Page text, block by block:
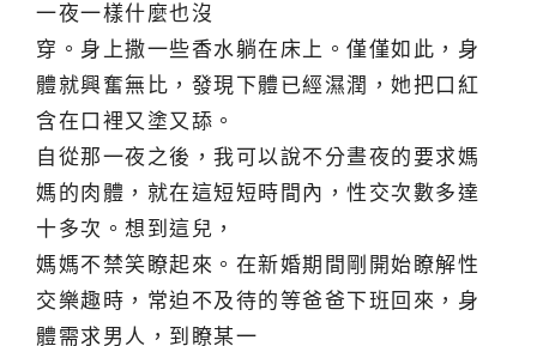
一夜一樣什麼也沒
穿。身上撒一些香水躺在床上。僅僅如此，身
體就興奮無比，發現下體已經濕潤，她把口紅
含在口裡又塗又舔。
自從那一夜之後，我可以說不分晝夜的要求媽
媽的肉體，就在這短短時間內，性交次數多達
十多次。想到這兒，
媽媽不禁笑瞭起來。在新婚期間剛開始瞭解性
交樂趣時，常迫不及待的等爸爸下班回來，身
體需求男人，到瞭某一